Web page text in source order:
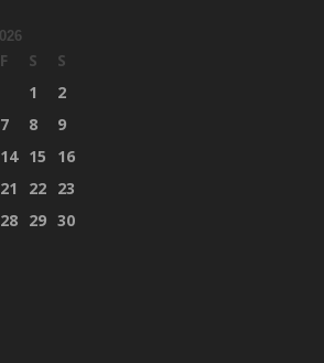
F S
S
1
2
7 8
9
14 15
16
21 22 23
28 29 30